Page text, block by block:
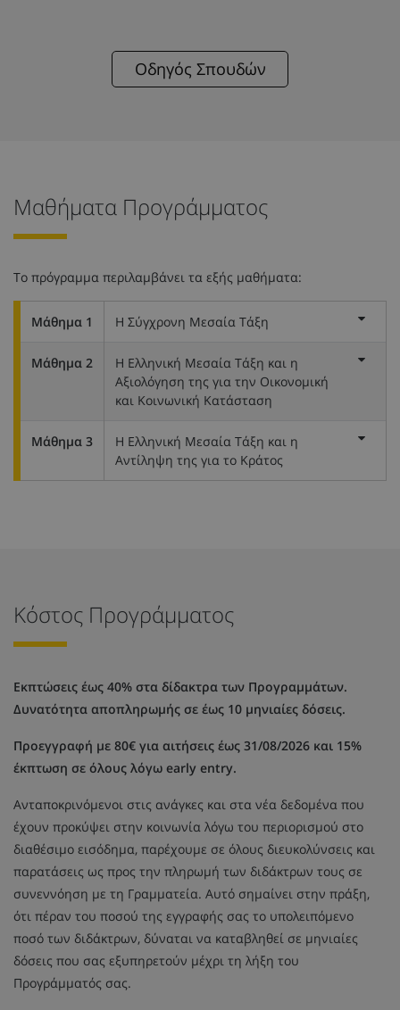
Οδηγός Σπουδών
Μαθήματα Προγράμματος
Το πρόγραμμα περιλαμβάνει τα εξής μαθήματα:
Μάθημα 1 Η Σύγχρονη Μεσαία Τάξη
Μάθημα 2
Η Ελληνική Μεσαία Τάξη και η
Αξιολόγηση της για την Οικονομική
και Κοινωνική Κατάσταση
Μάθημα 3
Η Ελληνική Μεσαία Τάξη και η
Αντίληψη της για το Κράτος
Κόστος Προγράμματος
Εκπτώσεις έως 40% στα δίδακτρα των Προγραμμάτων.
Δυνατότητα αποπληρωμής σε έως 10 μηνιαίες δόσεις.
Προεγγραφή με 80€ για αιτήσεις έως 31/08/2026 και 15%
έκπτωση σε όλους λόγω early entry.
Ανταποκρινόμενοι στις ανάγκες και στα νέα δεδομένα που
έχουν προκύψει στην κοινωνία λόγω του περιορισμού στο
διαθέσιμο εισόδημα, παρέχουμε σε όλους διευκολύνσεις και
παρατάσεις ως προς την πληρωμή των διδάκτρων τους σε
συνεννόηση με τη Γραμματεία. Αυτό σημαίνει στην πράξη,
ότι πέραν του ποσού της εγγραφής σας το υπολειπόμενο
ποσό των διδάκτρων, δύναται να καταβληθεί σε μηνιαίες
δόσεις που σας εξυπηρετούν μέχρι τη λήξη του
Προγράμματός σας.